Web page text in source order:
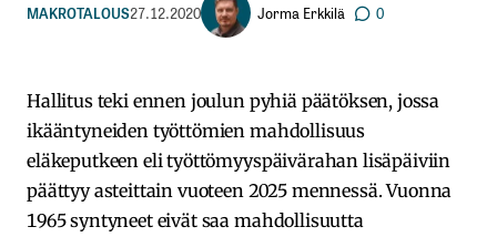
MAKROTALOUS27.12.2020 Jorma Erkkilä 0
Hallitus teki ennen joulun pyhiä päätöksen, jossa
ikääntyneiden työttömien mahdollisuus
eläkeputkeen eli työttömyyspäivärahan lisäpäiviin
päättyy asteittain vuoteen 2025 mennessä. Vuonna
1965 syntyneet eivät saa mahdollisuutta